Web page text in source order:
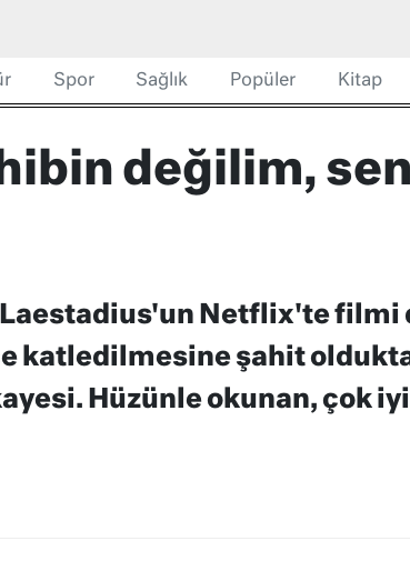
Spor Sağlık Popüler Kitap
değilim,
Netflix'te filmi
katledilmesine şahit
Hüzünle okunan, çok